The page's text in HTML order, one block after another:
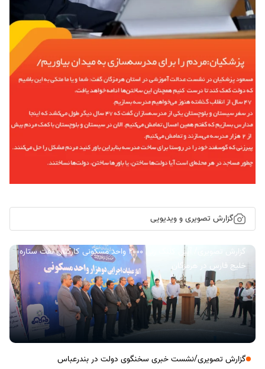
گزارش تصویری و ویدیویی
گزارش تصویری/ آیین کلنگ زنی ۲۰۰۰ واحد مسکونی کارکنان نفت ستاره
خلیج فارس در هرمزگان
گزارش تصویری/نشست خبری سخنگوی دولت در بندرعباس